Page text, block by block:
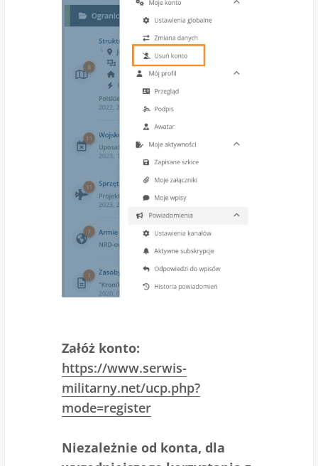
Załóż konto:
https://www.serwis-
militarny.net/ucp.php?
mode=register
Niezależnie od konta, dla